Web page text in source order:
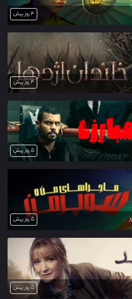
4 روز پیش
4 روز پیش
5 روز پیش
5 روز پیش
5 روز پیش